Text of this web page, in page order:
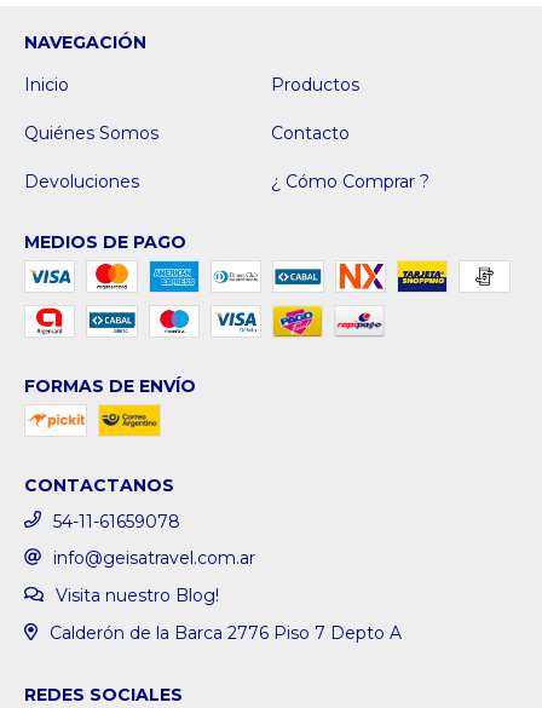
NAVEGACIÓN
Inicio
Productos
Quiénes Somos Contacto
Devoluciones ¿ Cómo Comprar ?
MEDIOS DE PAGO
FORMAS DE ENVÍO
CONTACTANOS
54-11-61659078
info@geisatravel.com.ar
Visita nuestro Blog!
Calderón de la Barca 2776 Piso 7 Depto A
REDES SOCIALES